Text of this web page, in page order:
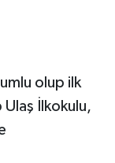
olup ilk
Ulaş İlkokulu,